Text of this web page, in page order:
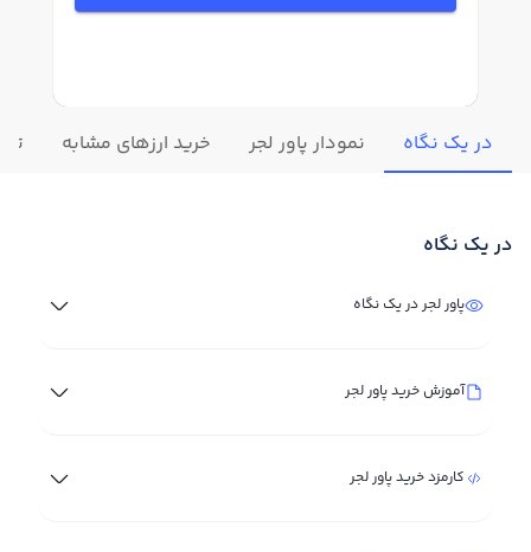
در یک نگاه نمودار پاور لجر خرید ارزهای مشابه
در یک نگاه
پاور لجر در یک نگاه
آموزش خرید پاور لجر
کارمزد خرید پاور لجر